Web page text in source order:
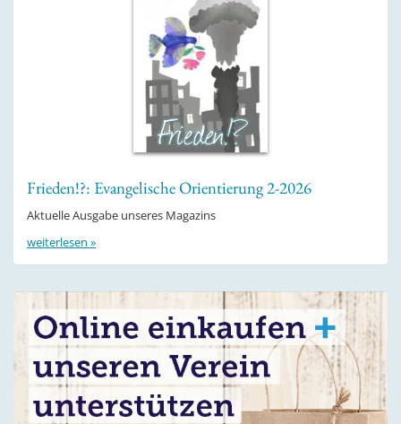
Frieden!?: Evangelische Orientierung 2-2026
Aktuelle Ausgabe unseres Magazins
weiterlesen »